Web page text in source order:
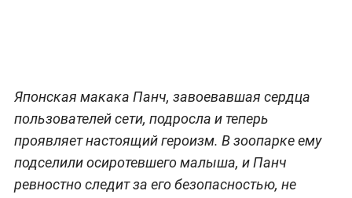
Японская макака Панч, завоевавшая сердца
пользователей сети, подросла и теперь
проявляет настоящий героизм. В зоопарке ему
подселили осиротевшего малыша, и Панч
ревностно следит за его безопасностью, не